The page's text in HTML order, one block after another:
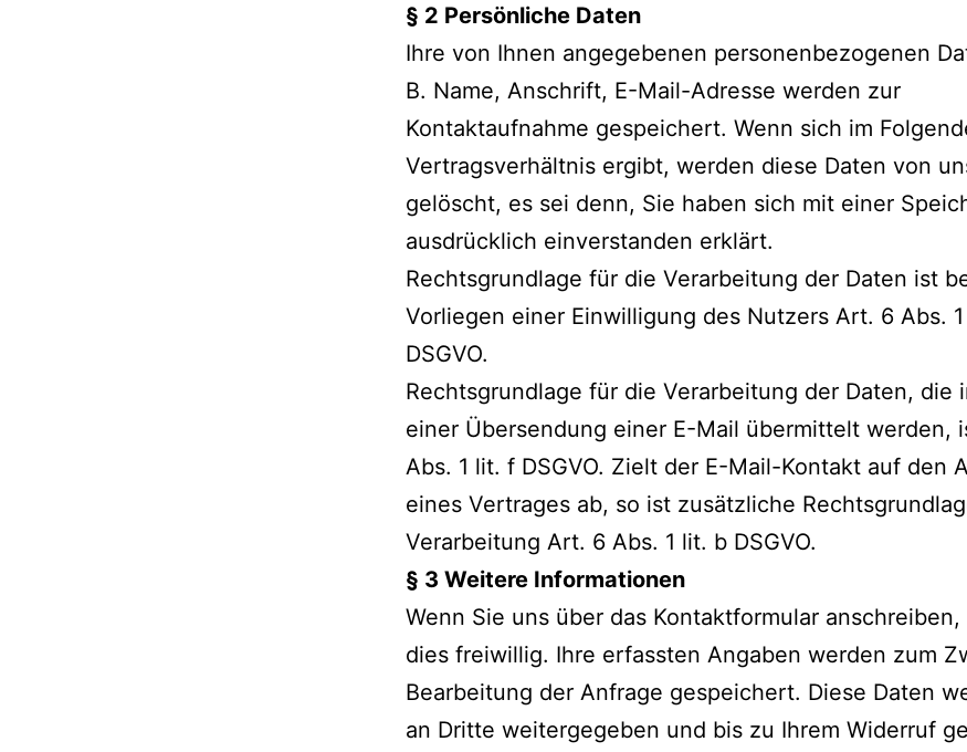
§ 2 Persönliche Daten
Ihre von Ihnen angegebenen personenbezogenen
B. Name, Anschrift, E-Mail-Adresse werden zur
Kontaktaufnahme gespeichert. Wenn sich im
Vertragsverhältnis ergibt, werden diese Daten von
gelöscht, es sei denn, Sie haben sich mit einer
ausdrücklich einverstanden erklärt.
Rechtsgrundlage für die Verarbeitung der Daten ist
Vorliegen einer Einwilligung des Nutzers Art. 6 Abs.
DSGVO.
Rechtsgrundlage für die Verarbeitung der Daten, die
einer Übersendung einer E-Mail übermittelt werden,
Abs. 1 lit. f DSGVO. Zielt der E-Mail-Kontakt auf den
eines Vertrages ab, so ist zusätzliche
Verarbeitung Art. 6 Abs. 1 lit. b DSGVO.
§ 3 Weitere Informationen
Wenn Sie uns über das Kontaktformular
dies freiwillig. Ihre erfassten Angaben werden zum
Bearbeitung der Anfrage gespeichert. Diese Daten
an Dritte weitergegeben und bis zu Ihrem Widerruf